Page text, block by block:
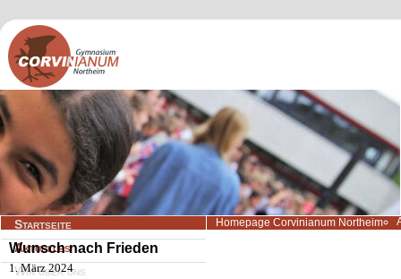
Navigation
überspringen
Startseite
Aktuelles
Wir über uns
Homepage Corvinianum Northeim
Wunsch nach Frieden
1. März 2024